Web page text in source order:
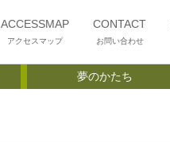
ACCESSMAP
アクセスマップ
CONTACT
お問い合わせ
夢のかたち